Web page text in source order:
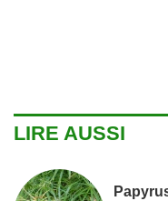
LIRE AUSSI